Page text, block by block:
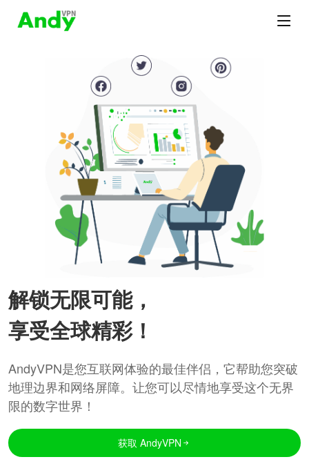
解锁无限可能，
享受全球精彩！
AndyVPN是您互联网体验的最佳伴侣，它帮助您突破
地理边界和网络屏障。让您可以尽情地享受这个无界
限的数字世界！
获取 AndyVPN